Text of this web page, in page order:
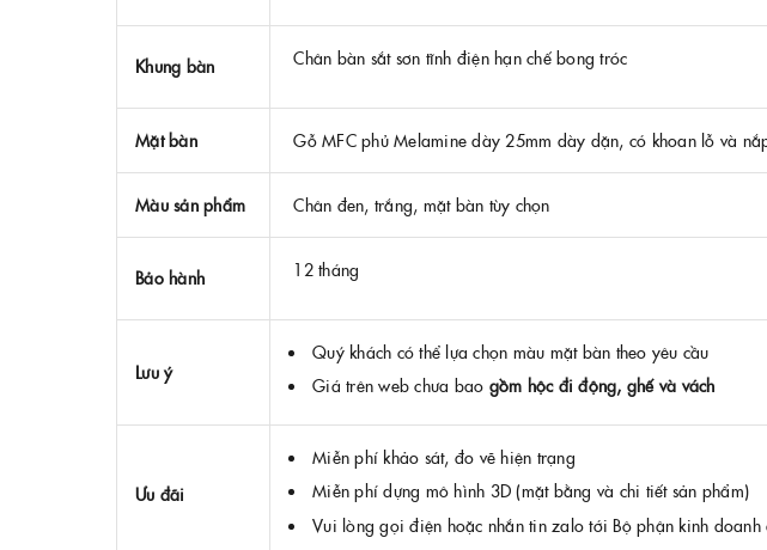
Khung bàn Chân bàn sắt sơn tĩnh điện hạn chế bong tróc
Mặt bàn Gỗ MFC phủ Melamine dày 25mm dày dặn, có khoan lỗ và
Màu sản phẩm Chân đen, trắng, mặt bàn tùy chọn
Bảo hành 12 tháng
Lưu ý
Quý khách có thể lựa chọn màu mặt bàn theo yêu cầu
Giá trên web chưa bao gồm hộc đi động, ghế và vách
Ưu đãi
Miễn phí khảo sát, đo vẽ hiện trạng
Miễn phí dựng mô hình 3D (mặt bằng và chi tiết sản phẩm)
Vui lòng gọi điện hoặc nhắn tin zalo tới Bộ phận kinh